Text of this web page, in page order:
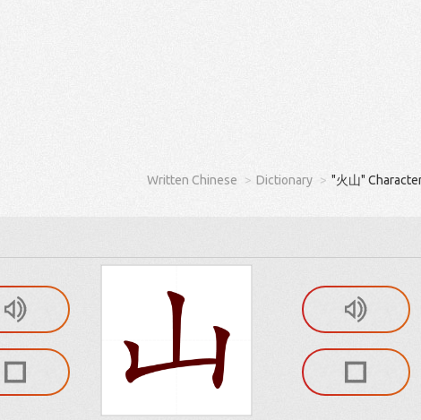
Written Chinese Dictionary "火山"